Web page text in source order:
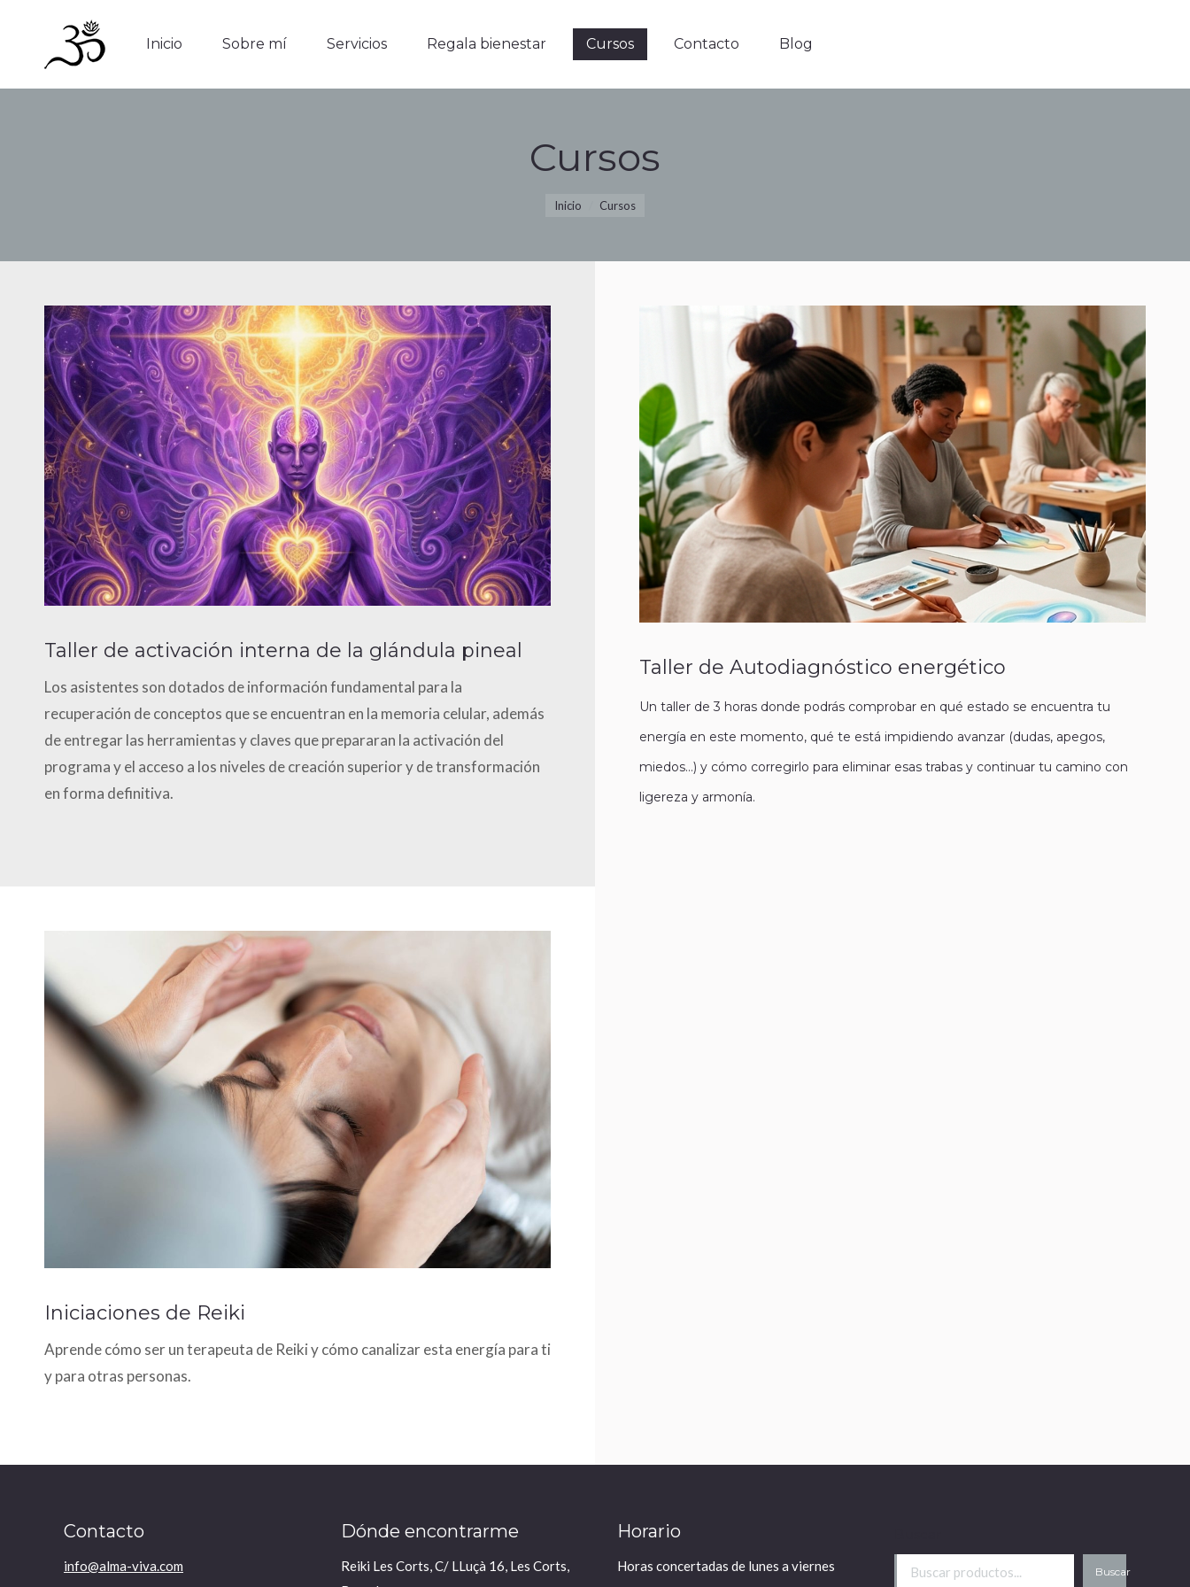
Inicio Sobre mí Servicios Regala bienestar Cursos Contacto Blog
Cursos
Inicio Cursos
Taller de activación interna de la glándula pineal
Los asistentes son dotados de información fundamental para la
recuperación de conceptos que se encuentran en la memoria celular, además
de entregar las herramientas y claves que prepararan la activación del
programa y el acceso a los niveles de creación superior y de transformación
en forma definitiva.
Taller de Autodiagnóstico energético
Un taller de 3 horas donde podrás comprobar en qué estado se encuentra tu
energía en este momento, qué te está impidiendo avanzar (dudas, apegos,
miedos…) y cómo corregirlo para eliminar esas trabas y continuar tu camino con
ligereza y armonía.
Iniciaciones de Reiki
Aprende cómo ser un terapeuta de Reiki y cómo canalizar esta energía para ti
y para otras personas.
Contacto
info@alma-viva.com
Dónde encontrarme
Reiki Les Corts, C/ LLuçà 16, Les Corts,
Horario
Horas concertadas de lunes a viernes Buscar
Cursos